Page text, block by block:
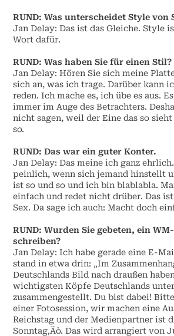
RUND: Was unterscheidet Style von
Jan Delay: Das ist das Gleiche. Style
Wort dafür.
RUND: Was haben Sie für einen Stil?
Jan Delay: Hören Sie sich meine
sich an, was ich trage. Darüber kann
reden. Ich mache es, ich übe es aus.
immer im Auge des Betrachters.
nicht sagen, weil der Eine das so
so.
RUND: Das war ein guter Konter.
Jan Delay: Das meine ich ganz
peinlich, wenn sich jemand hinstellt
ist so und so und ich bin blablabla.
einfach und redet nicht drüber. Das
Sex. Da sage ich auch: Macht doch
RUND: Wurden Sie gebeten, ein
schreiben?
Jan Delay: Ich habe gerade eine E-
stand in etwa drin: „Im
Deutschlands Bild nach draußen
wichtigsten Köpfe Deutschlands
zusammengestellt. Du bist dabei!
einer Fotosession, wir machen eine
Reichstag und der Medienpartner ist
Sonntag‚Äò. Das wird arrangiert von